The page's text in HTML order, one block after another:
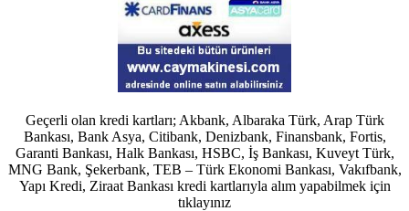
Geçerli olan kredi kartları; Akbank, Albaraka Türk, Arap Türk
Bankası, Bank Asya, Citibank, Denizbank, Finansbank, Fortis,
Garanti Bankası, Halk Bankası, HSBC, İş Bankası, Kuveyt Türk,
MNG Bank, Şekerbank, TEB – Türk Ekonomi Bankası, Vakıfbank,
Yapı Kredi, Ziraat Bankası kredi kartlarıyla alım yapabilmek için
tıklayınız